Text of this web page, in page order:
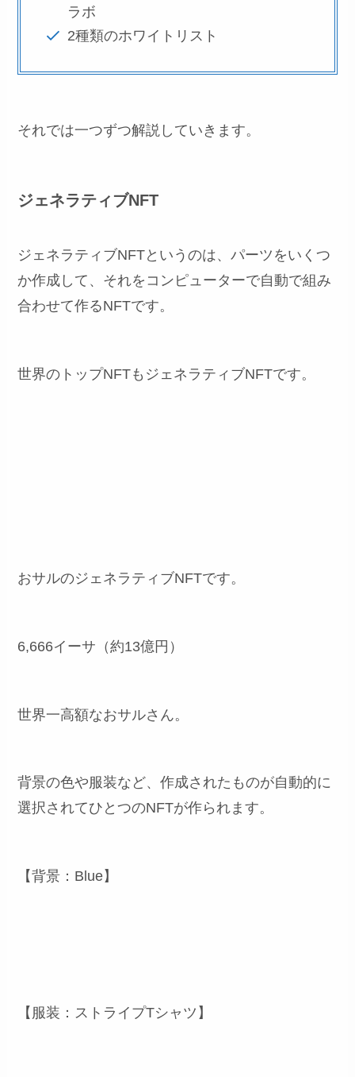
ラボ
2種類のホワイトリスト
それでは一つずつ解説していきます。
ジェネラティブNFT
ジェネラティブNFTというのは、パーツをいくつ
か作成して、それをコンピューターで自動で組み
合わせて作るNFTです。
世界のトップNFTもジェネラティブNFTです。
おサルのジェネラティブNFTです。
6,666イーサ（約13億円）
世界一高額なおサルさん。
背景の色や服装など、作成されたものが自動的に
選択されてひとつのNFTが作られます。
【背景：Blue】
【服装：ストライプTシャツ】